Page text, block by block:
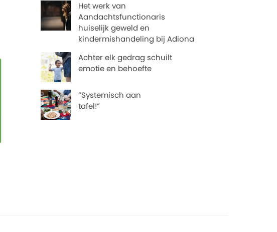
Het werk van
Aandachtsfunctionaris
huiselijk geweld en
kindermishandeling bij Adiona
Achter elk gedrag schuilt
emotie en behoefte
“Systemisch aan
tafel!”